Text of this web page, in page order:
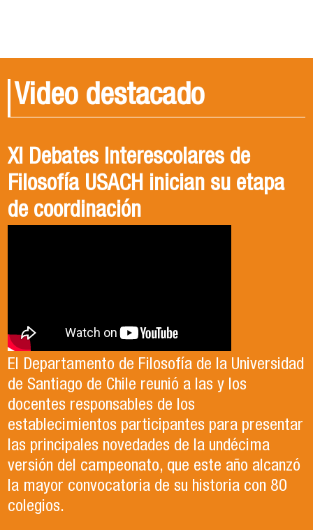
Video destacado
XI Debates Interescolares de
Filosofía USACH inician su etapa
de coordinación
El Departamento de Filosofía de la Universidad
de Santiago de Chile reunió a las y los
docentes responsables de los
establecimientos participantes para presentar
las principales novedades de la undécima
versión del campeonato, que este año alcanzó
la mayor convocatoria de su historia con 80
colegios.